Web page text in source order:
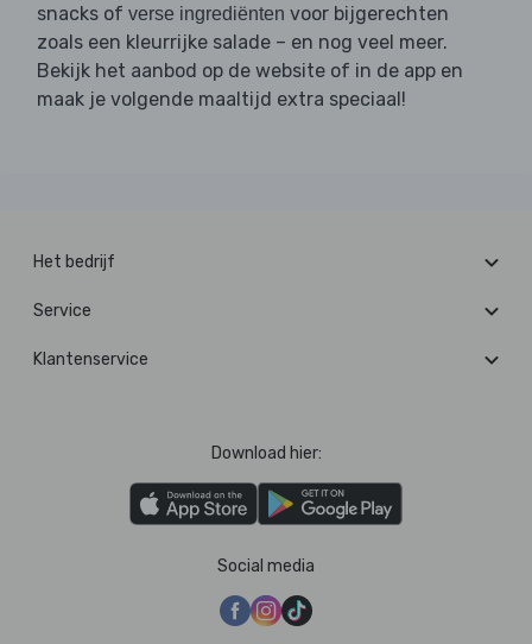
snacks of verse ingrediënten voor bijgerechten
zoals een kleurrijke salade – en nog veel meer.
Bekijk het aanbod op de website of in de app en
maak je volgende maaltijd extra speciaal!
Het bedrijf
Service
Klantenservice
Download hier:
Social media